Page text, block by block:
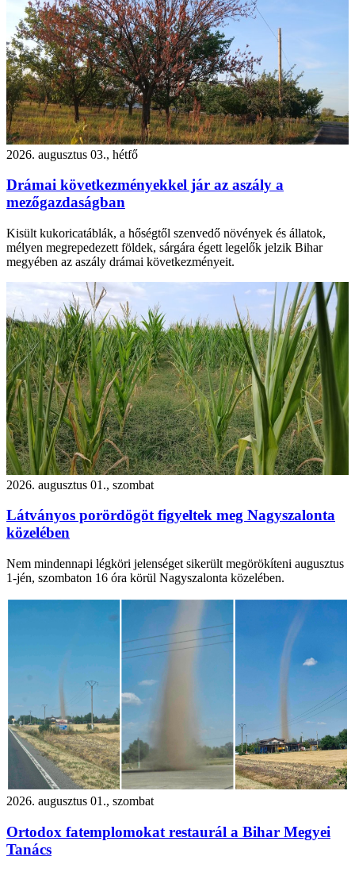
2026. augusztus 03., hétfő
Drámai következményekkel jár az aszály a
mezőgazdaságban
Kisült kukoricatáblák, a hőségtől szenvedő növények és állatok,
mélyen megrepedezett földek, sárgára égett legelők jelzik Bihar
megyében az aszály drámai következményeit.
2026. augusztus 01., szombat
Látványos porördögöt figyeltek meg Nagyszalonta
közelében
Nem mindennapi légköri jelenséget sikerült megörökíteni augusztus
1-jén, szombaton 16 óra körül Nagyszalonta közelében.
2026. augusztus 01., szombat
Ortodox fatemplomokat restaurál a Bihar Megyei
Tanács